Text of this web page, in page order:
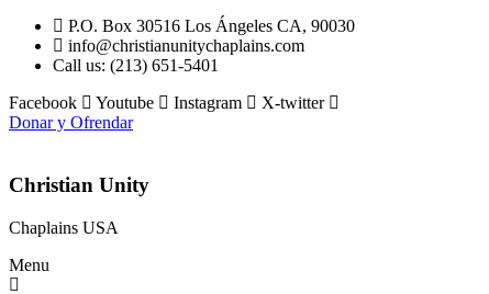
P.O. Box 30516 Los Ángeles CA, 90030
info@christianunitychaplains.com
Call us: (213) 651-5401
Facebook
Youtube Instagram
X-twitter
Donar y Ofrendar
Christian Unity
Chaplains USA
Menu